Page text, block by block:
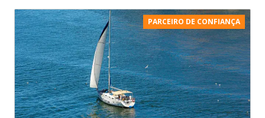
PARCEIRO DE CONFIANÇA